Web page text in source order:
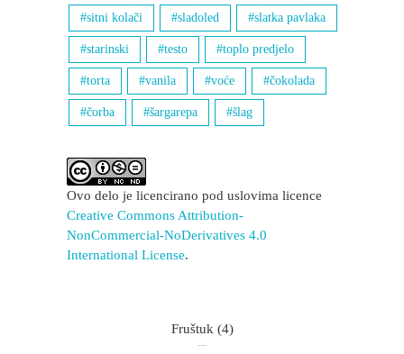
sitni kolači sladoled slatka pavlaka
starinski testo toplo predjelo
torta vanila voće čokolada
čorba šargarepa šlag
Ovo delo je licencirano pod uslovima licence
Creative Commons Attribution-
NonCommercial-NoDerivatives 4.0
International License.
Fruštuk (4)